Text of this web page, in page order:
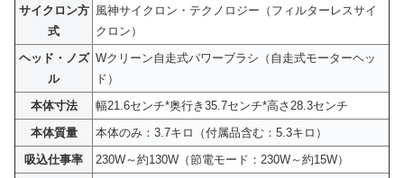
サイクロン方
式
風神サイクロン・テクノロジー（フィルターレスサイ
クロン）
ヘッド・ノズ
ル
Wクリーン自走式パワーブラシ（自走式モーターヘッ
ド）
本体寸法
幅21.6センチ*奥行き35.7センチ*高さ28.3センチ
本体質量
本体のみ：3.7キロ（付属品含む：5.3キロ）
吸込仕事率
230W～約130W（節電モード：230W～約15W）